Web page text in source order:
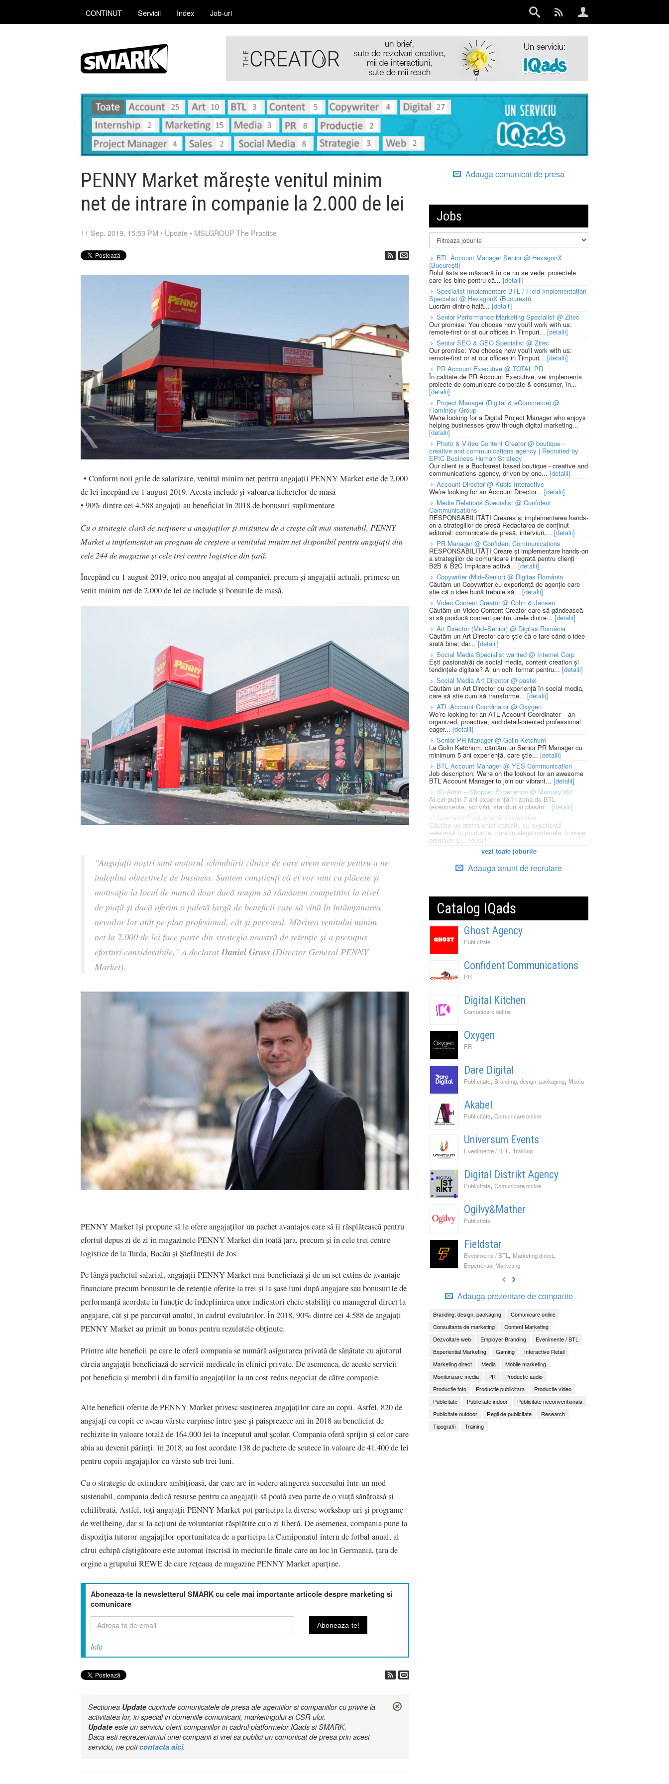
CONTINUT Servicii Index Job-uri
PENNY Market mărește venitul minim
net de intrare în companie la 2.000 de lei
11 Sep. 2019, 15:53 PM • Update • MSLGROUP The Practice
• Conform noii grile de salarizare, venitul minim net pentru angajații PENNY Market este de 2.000
de lei începând cu 1 august 2019. Acesta include și valoarea tichetelor de masă
• 90% dintre cei 4.588 angajați au beneficiat în 2018 de bonusuri suplimentare
Cu o strategie clară de susținere a angajaților și misiunea de a crește cât mai sustenabil, PENNY
Market a implementat un program de creștere a venitului minim net disponibil pentru angajații din
cele 244 de magazine și cele trei centre logistice din țară.
Începând cu 1 august 2019, orice nou angajat al companiei, precum și angajații actuali, primesc un
venit minim net de 2.000 de lei ce include și bonurile de masă.
“Angajații noștri sunt motorul schimbării zilnice de care avem nevoie pentru a ne
îndeplini obiectivele de business. Suntem conștienți că ei vor veni cu plăcere și
motivație la locul de muncă doar dacă reușim să rămânem competitivi la nivel
de piață și dacă oferim o paletă largă de beneficii care să vină în întâmpinarea
nevoilor lor atât pe plan profesional, cât și personal. Mărirea venitului minim
net la 2.000 de lei face parte din strategia noastră de retenție și a presupus
eforturi considerabile,” a declaratDaniel Gross (Director General PENNY
Market).
PENNY Market își propune să le ofere angajaților un pachet avantajos care să îi răsplătească pentru
efortul depus zi de zi în magazinele PENNY Market din toată țara, precum și în cele trei centre
logistice de la Turda, Bacău și Ștefăneștii de Jos.
Pe lângă pachetul salarial, angajații PENNY Market mai beneficiază și de un set extins de avantaje
financiare precum bonusurile de retenție oferite la trei și la șase luni după angajare sau bonusurile de
performanță acordate în funcție de îndeplinirea unor indicatori cheie stabiliți cu managerul direct la
angajare, cât și pe parcursul anului, în cadrul evaluărilor. În 2018, 90% dintre cei 4.588 de angajați
PENNY Market au primit un bonus pentru rezulatele obținute.
Printre alte beneficii pe care le oferă compania se numără asigurarea privată de sănătate cu ajutorul
căreia angajații beneficiază de servicii medicale în clinici private. De asemenea, de aceste servicii
pot beneficia și membrii din familia angajaților la un cost redus negociat de către companie.
Alte beneficii oferite de PENNY Market privesc susținerea angajaților care au copii. Astfel, 820 de
angajați cu copii ce aveau vârste curpinse între șase și paisprezece ani în 2018 au beneficiat de
rechizite în valoare totală de 164.000 lei la începutul anul școlar. Compania oferă sprijin și celor care
abia au devenit părinți: în 2018, au fost acordate 138 de pachete de scutece în valoare de 41.400 de lei
pentru copiii angajaților cu vârste sub trei luni.
Cu o strategie de extindere ambițioasă, dar care are în vedere atingerea succesului într-un mod
sustenabil, compania dedică resurse pentru ca angajații să poată avea parte de o viață sănătoasă și
echilibrată. Astfel, toți angajații PENNY Market pot participa la diverse workshop-uri și programe
de wellbeing, dar si la acțiuni de voluntariat răsplătite cu o zi liberă. De asemenea, compania pune la
dispoziția tutoror angajaților oportunitatea de a participa la Camiponatul intern de fotbal anual, al
cărui echipă câștigătoare este automat înscrisă în meciurile finale care au loc în Germania, țara de
orgine a grupului REWE de care rețeaua de magazine PENNY Market aparține.
Aboneaza-te la newsletterul SMARK cu cele mai importante articole despre marketing si
comunicare
Info
Sectiunea Update cuprinde comunicatele de presa ale agentiilor si companiilor cu privire la
activitatea lor, in special in domeniile comunicarii, marketingului si CSR-ului.
Update este un serviciu oferit companiilor in cadrul platformelor IQads si SMARK.
Daca esti reprezentantul unei companii si vrei sa publici un comunicat de presa prin acest
serviciu, ne poticontacta aici.
Adauga comunicat de presa
Jobs
BTL Account Manager Senior @ HexagonX
(București)
Rolul ăsta se măsoară în ce nu se vede: proiectele
care ies bine pentru că... [detalii]
Specialist Implementare BTL / Field Implementation
Specialist @ HexagonX (București)
Lucrăm dintr-o hală... [detalii]
Senior Performance Marketing Specialist @ Zitec
Our promise: You choose how you'll work with us:
remote-first or at our offices in Timpuri... [detalii]
Senior SEO & GEO Specialist @ Zitec
Our promise: You choose how you'll work with us:
remote-first or at our offices in Timpuri... [detalii]
PR Account Executive @ TOTAL PR
În calitate de PR Account Executive, vei implementa
proiecte de comunicare corporate & consumer, în...
[detalii]
Project Manager (Digital & eCommerce) @
Flaminjoy Group
We're looking for a Digital Project Manager who enjoys
helping businesses grow through digital marketing...
[detalii]
Photo & Video Content Creator @ boutique -
creative and communications agency | Recruited by
EPIC Business Human Strategy
Our client is a Bucharest based boutique - creative and
communications agency, driven by one... [detalii]
Account Director @ Kubis Interactive
We’re looking for an Account Director... [detalii]
Media Relations Specialist @ Confident
Communications
RESPONSABILITĂȚI Crearea și implementarea hands-
on a strategiilor de presă Redactarea de conținut
editorial: comunicate de presă, interviuri,... [detalii]
PR Manager @ Confident Communications
RESPONSABILITĂȚI Creare și implementare hands-on
a strategiilor de comunicare integrată pentru clienți
B2B & B2C Implicare activă... [detalii]
Copywriter (Mid–Senior) @ Digitas România
Căutăm un Copywriter cu experiență de agenție care
știe că o idee bună trebuie să... [detalii]
Video Content Creator @ Cohn & Jansen
Căutăm un Video Content Creator care să gândească
și să producă content pentru unele dintre... [detalii]
Art Director (Mid–Senior) @ Digitas România
Căutăm un Art Director care știe că e tare când o idee
arată bine, dar... [detalii]
Social Media Specialist wanted @ Internet Corp
Ești pasionat(ă) de social media, content creation și
tendințele digitale? Ai un ochi format pentru... [detalii]
Social Media Art Director @ pastel
Căutăm un Art Director cu experiență în social media,
care să știe cum să transforme... [detalii]
ATL Account Coordinator @ Oxygen
We’re looking for an ATL Account Coordinator – an
organized, proactive, and detail-oriented professional
eager... [detalii]
Senior PR Manager @ Golin Ketchum
La Golin Ketchum, căutăm un Senior PR Manager cu
minimum 5 ani experiență, care știe... [detalii]
BTL Account Manager @ YES Communication
Job description: We're on the lookout for an awesome
BTL Account Manager to join our vibrant... [detalii]
3D Artist – Shopper Experience @ Mercury360
Ai cel puțin 7 ani experiență în zona de BTL
(evenimente, activări, standuri și plasări... [detalii]
Specialist Productie @ Godmother
Căutăm un profesionist versatil, cu experiență
relevantă în producție, care înțelege materiale, finisaje
premium și... [detalii]
vezi toate joburile
Adauga anunt de recrutare
Catalog IQads
Ghost Agency
Publicitate
Confident Communications
PR
Digital Kitchen
Comunicare online
Oxygen
PR
Dare Digital
Publicitate, Branding, design, packaging, Media
Akabel
Publicitate, Comunicare online
Universum Events
Evenimente / BTL , Training
Digital Distrikt Agency
Publicitate, Comunicare online
Ogilvy&Mather
Publicitate
Fieldstar
Evenimente / BTL , Marketing direct,
Experiential Marketing
Adauga prezentare de companie
Branding, design, packaging
Comunicare online
Consultanta de marketing
Content Marketing
Dezvoltare web
Employer Branding
Evenimente / BTL
Experiential Marketing
Gaming
Interactive Retail
Marketing direct
Media
Mobile marketing
Monitorizare media
PR
Productie audio
Productie foto
Productie publicitara
Productie video
Publicitate
Publicitate indoor
Publicitate neconventionala
Publicitate outdoor
Regii de publicitate
Research
Tipografii
Training